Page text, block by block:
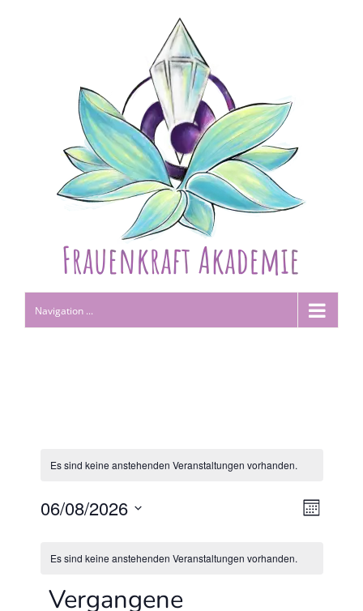
Navigation ...
Es sind keine anstehenden Veranstaltungen vorhanden.
Monat
06/08/2026
wählen.
Es sind keine anstehenden Veranstaltungen vorhanden.
Vergangene